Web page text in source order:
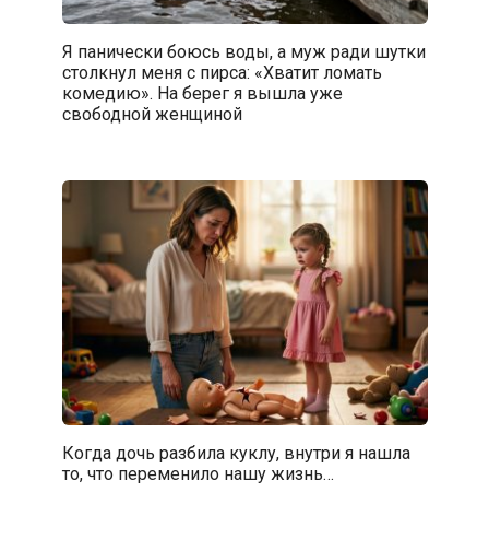
Я панически боюсь воды, а муж ради шутки
столкнул меня с пирса: «Хватит ломать
комедию». На берег я вышла уже
свободной женщиной
Когда дочь разбила куклу, внутри я нашла
то, что переменило нашу жизнь…